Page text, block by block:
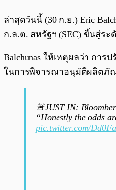
พร้อมเล่น
ล่าสุดวันนี้ (30 ก.ย.) Eric
ก.ล.ต. สหรัฐฯ (SEC) ขึ้นสู่ระ
Balchunas ให้เหตุผลว่า กา
ในการพิจารณาอนุมัติผลิตภั
🚨JUST IN:
“Honestly the odds
pic.twitter.com/